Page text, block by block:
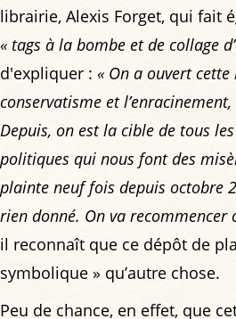
librairie, Alexis Forget, qui fait
« tags à la bombe et de collage
d'expliquer : « On a ouvert
conservatisme et
Depuis, on est la cible de tous
politiques qui nous font des
plainte neuf fois depuis octobre
rien donné. On va recommencer
il reconnaît que ce dépôt de
symbolique » qu’autre chose.
Peu de chance, en effet, que